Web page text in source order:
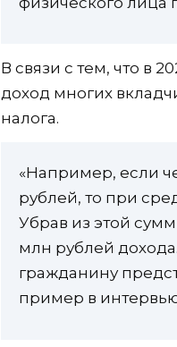
В связи с тем, что в
доход многих
налога.
«Например, если
рублей, то при
Убрав из этой
млн рублей
гражданину
пример в